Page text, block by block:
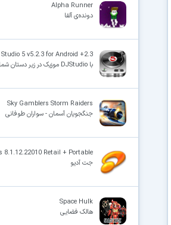
Alpha Runner
دونده‌ی آلفا
5 v5.2.3 for Android +2.3
با DJStudio موزیک در زیر دستان شما است
Sky Gamblers Storm Raiders
جنگجویان آسمان - سواران طوفانی
8.1.12.22010 Retail + Portable
جت آدیو
Space Hulk
هالک فضایی